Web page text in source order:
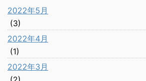
2022年5月
(3)
2022年4月
(1)
2022年3月